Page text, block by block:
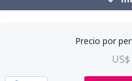
Precio por
US$